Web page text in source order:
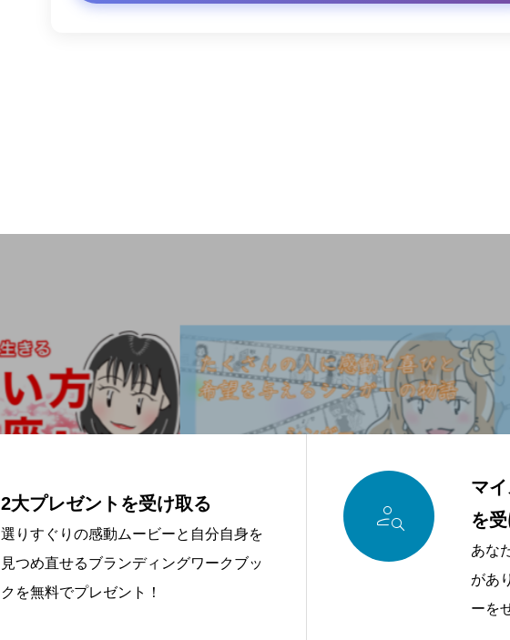
2大プレゼントを受け取る
選りすぐりの感動ムービーと自分自身を
見つめ直せるブランディングワークブッ
クを無料でプレゼント！

マ
を
あな
があ
ーを